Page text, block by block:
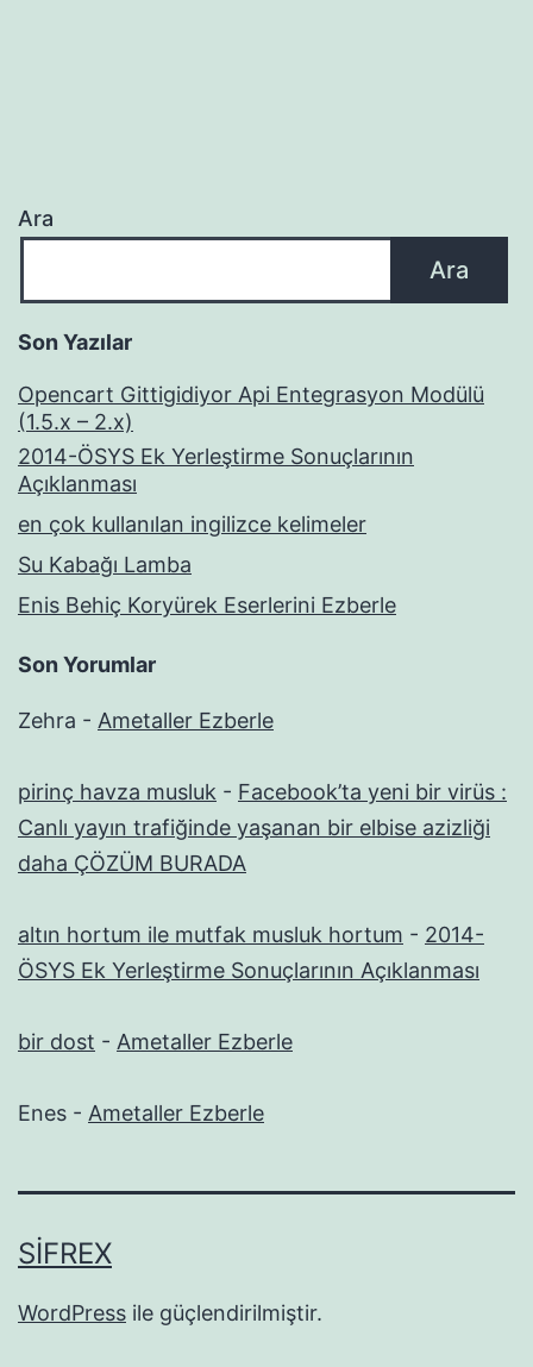
Ara
Ara
Son Yazılar
Opencart Gittigidiyor Api Entegrasyon Modülü
(1.5.x – 2.x)
2014-ÖSYS Ek Yerleştirme Sonuçlarının
Açıklanması
en çok kullanılan ingilizce kelimeler
Su Kabağı Lamba
Enis Behiç Koryürek Eserlerini Ezberle
Son Yorumlar
Zehra - Ametaller Ezberle
pirinç havza musluk - Facebook’ta yeni bir virüs :
Canlı yayın trafiğinde yaşanan bir elbise azizliği
daha ÇÖZÜM BURADA
altın hortum ile mutfak musluk hortum - 2014-
ÖSYS Ek Yerleştirme Sonuçlarının Açıklanması
bir dost - Ametaller Ezberle
Enes - Ametaller Ezberle
SIFREX
WordPress ile güçlendirilmiştir.